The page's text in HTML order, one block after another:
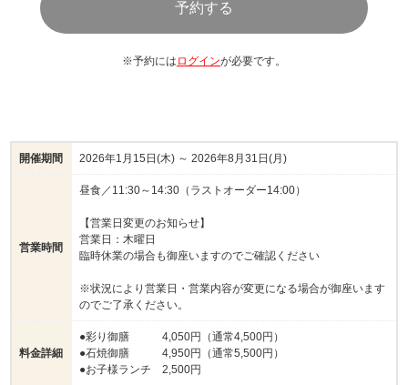
※予約には ログインが必要です。
開催期間 2026年1月15日(木) ～ 2026年8月31日(月)
営業時間
昼食／11:30～14:30（ラストオーダー14:00）
【営業日変更のお知らせ】
営業日：木曜日
臨時休業の場合も御座いますのでご確認ください
※状況により営業日・営業内容が変更になる場合が御座います
のでご了承ください。
料金詳細
●彩り御膳 4,050円（通常4,500円）
●石焼御膳 4,950円（通常5,500円）
●お子様ランチ 2,500円